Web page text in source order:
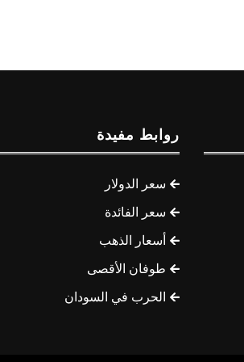
روابط مفيدة
سعر الدولار
سعر الفائدة
أسعار الذهب
طوفان الأقصى
الحرب في السودان